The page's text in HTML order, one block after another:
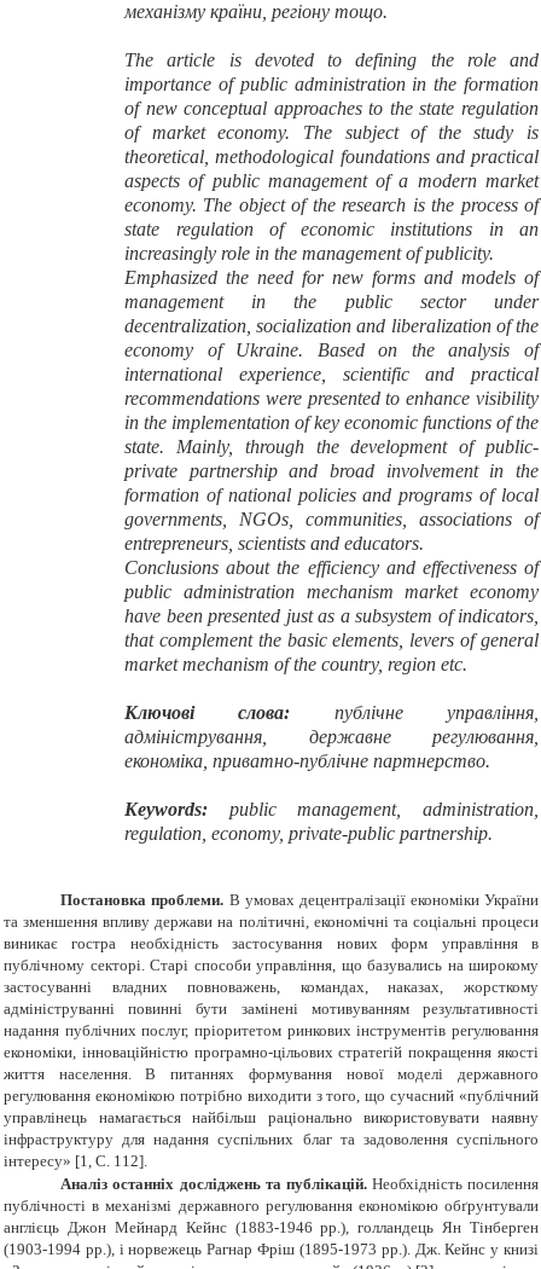
механізму країни, регіону тощо.
The article is devoted to defining the role and
importance of public administration in the formation
of new conceptual approaches to the state regulation
of market economy. The subject of the study is
theoretical, methodological foundations and practical
aspects of public management of a modern market
economy. The object of the research is the process of
state regulation of economic institutions in an
increasingly role in the management of publicity.
Emphasized the need for new forms and models of
management in the public sector under
decentralization, socialization and liberalization of the
economy of Ukraine. Based on the analysis of
international experience, scientific and practical
recommendations were presented to enhance visibility
in the implementation of key economic functions of the
state. Mainly, through the development of public-
private partnership and broad involvement in the
formation of national policies and programs of local
governments, NGOs, communities, associations of
entrepreneurs, scientists and educators.
Conclusions about the efficiency and effectiveness of
public administration mechanism market economy
have been presented just as a subsystem of indicators,
that complement the basic elements, levers of general
market mechanism of the country, region etc.
Ключові слова: публічне управління,
адміністрування, державне регулювання,
економіка, приватно-публічне партнерство.
Keywords: public management, administration,
regulation, economy, private-public partnership.
Постановка проблеми. В умовах децентралізації економіки України
та зменшення впливу держави на політичні, економічні та соціальні процеси
виникає гостра необхідність застосування нових форм управління в
публічному секторі. Старі способи управління, що базувались на широкому
застосуванні владних повноважень, командах, наказах, жорсткому
адмініструванні повинні бути замінені мотивуванням результативності
надання публічних послуг, пріоритетом ринкових інструментів регулювання
економіки, інноваційністю програмно-цільових стратегій покращення якості
життя населення. В питаннях формування нової моделі державного
регулювання економікою потрібно виходити з того, що сучасний «публічний
управлінець намагається найбільш раціонально використовувати наявну
інфраструктуру для надання суспільних благ та задоволення суспільного
інтересу» [1, С. 112].
Аналіз останніх досліджень та публікацій. Необхідність посилення
публічності в механізмі державного регулювання економікою обґрунтували
англієць Джон Мейнард Кейнс (1883-1946 рр.), голландець Ян Тінберген
(1903-1994 рр.), і норвежець Рагнар Фріш (1895-1973 рр.). Дж. Кейнс у книзі